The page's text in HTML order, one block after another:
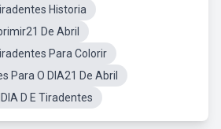
Historia
De Abril
Para Colorir
Para O DIA21 De Abril
D E Tiradentes